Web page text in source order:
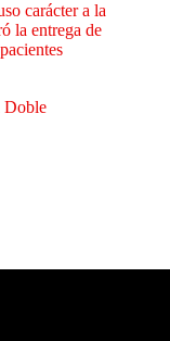
carácter a la
la entrega de
Doble